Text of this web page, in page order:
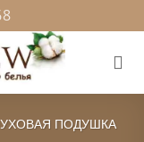
ПОДУШКА